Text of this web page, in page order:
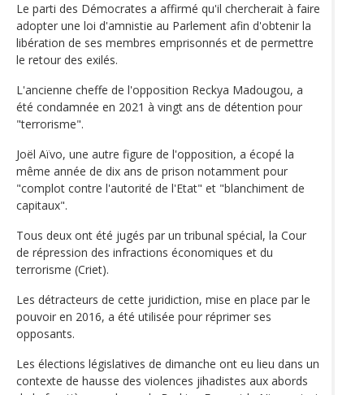
Le parti des Démocrates a affirmé qu'il chercherait à faire
adopter une loi d'amnistie au Parlement afin d'obtenir la
libération de ses membres emprisonnés et de permettre
le retour des exilés.
L'ancienne cheffe de l'opposition Reckya Madougou, a
été condamnée en 2021 à vingt ans de détention pour
"terrorisme".
Joël Aïvo, une autre figure de l'opposition, a écopé la
même année de dix ans de prison notamment pour
"complot contre l'autorité de l'Etat" et "blanchiment de
capitaux".
Tous deux ont été jugés par un tribunal spécial, la Cour
de répression des infractions économiques et du
terrorisme (Criet).
Les détracteurs de cette juridiction, mise en place par le
pouvoir en 2016, a été utilisée pour réprimer ses
opposants.
Les élections législatives de dimanche ont eu lieu dans un
contexte de hausse des violences jihadistes aux abords